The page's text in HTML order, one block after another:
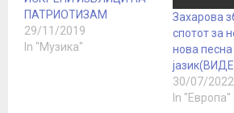
ПАТРИОТИЗАМ
29/11/2019
In "Музика"
Захарова
спотот за
нова песна
30/07/2022
In "Европа"